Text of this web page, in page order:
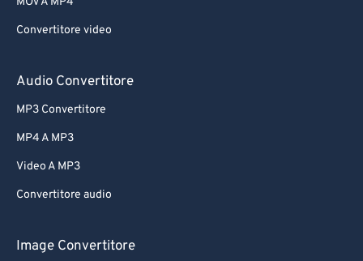
Convertitore video
Audio Convertitore
MP3 Convertitore
MP4 A MP3
Video A MP3
Convertitore audio
Image Convertitore